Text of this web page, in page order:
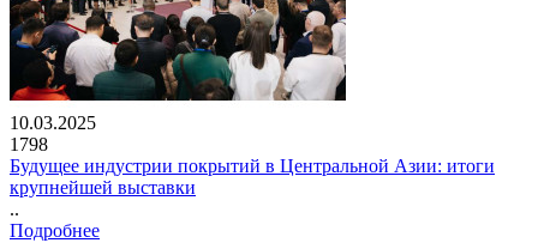
10.03.2025
1798
Будущее индустрии покрытий в Центральной Азии: итоги
крупнейшей выставки
..
Подробнее